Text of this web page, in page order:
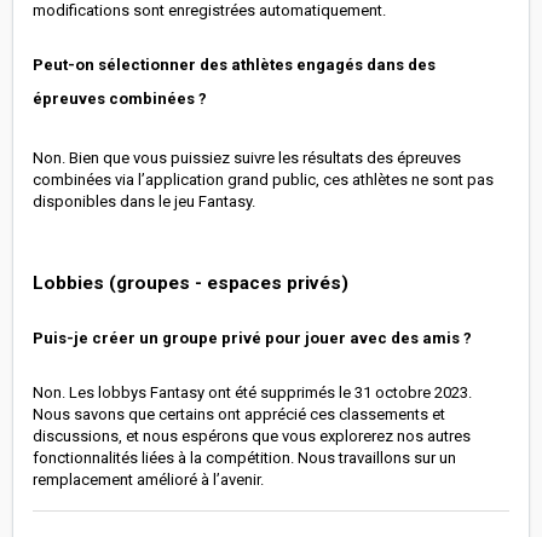
modifications sont enregistrées automatiquement.
Peut-on sélectionner des athlètes engagés dans des
épreuves combinées ?
Non. Bien que vous puissiez suivre les résultats des épreuves
combinées via l’application grand public, ces athlètes ne sont pas
disponibles dans le jeu Fantasy.
Lobbies (groupes - espaces privés)
Puis-je créer un groupe privé pour jouer avec des amis ?
Non. Les lobbys Fantasy ont été supprimés le 31 octobre 2023.
Nous savons que certains ont apprécié ces classements et
discussions, et nous espérons que vous explorerez nos autres
fonctionnalités liées à la compétition. Nous travaillons sur un
remplacement amélioré à l’avenir.